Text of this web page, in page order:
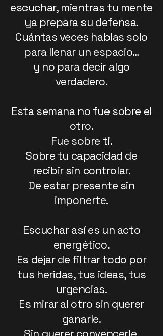
escuchar, mientras tu mente
ya prepara su defensa.
Cuántas veces hablas solo
para llenar un espacio…
y no para decir algo
verdadero.
Esta semana no fue sobre el
otro.
Fue sobre ti.
Sobre tu capacidad de
recibir sin controlar.
De estar presente sin
imponerte.
Escuchar así es un acto
energético.
Es dejar de filtrar todo por
tus heridas, tus ideas, tus
urgencias.
Es mirar al otro sin querer
ganarle.